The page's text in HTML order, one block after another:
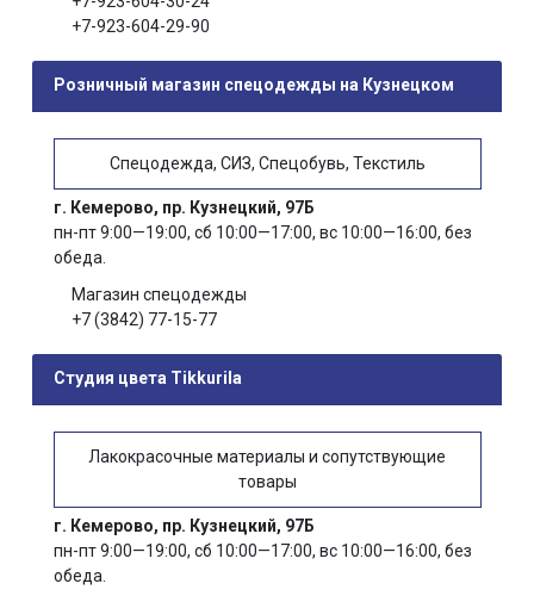
+7-923-604-29-90
Розничный магазин спецодежды на Кузнецком
Спецодежда, СИЗ, Спецобувь, Текстиль
г. Кемерово, пр. Кузнецкий, 97Б
пн-пт 9:00—19:00, сб 10:00—17:00, вс 10:00—16:00, без
обеда.
Магазин спецодежды
+7 (3842) 77-15-77
Студия цвета Tikkurila
Лакокрасочные материалы и сопутствующие
товары
г. Кемерово, пр. Кузнецкий, 97Б
пн-пт 9:00—19:00, сб 10:00—17:00, вс 10:00—16:00, без
обеда.